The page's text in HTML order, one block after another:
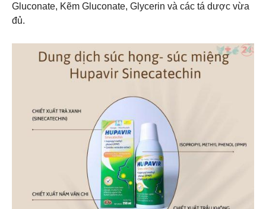
Gluconate, Kẽm Gluconate, Glycerin và các tá dược vừa
đủ.